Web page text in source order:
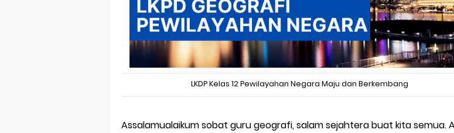
Latihan Soal TKA Geografi 2025 Topik Analisa Informasi
STOP Belajar Geografi Pakai Cara Lama! 😤 TKA 2025 Beda
Ebook Prediksi 150 Soal TKA Geografi 2025 + Kunci Jawaban
3 Jurus Sakti Menaklukkan Soal TKA Geografi [Wajib Baca]
Menjadi Pengajar Jaman Sekarang Makin Berat
LKDP Kelas 12 Pewilayahan Negara Maju dan Berkembang
Assalamualaikum sobat guru geografi, salam sejahtera buat kita semua.